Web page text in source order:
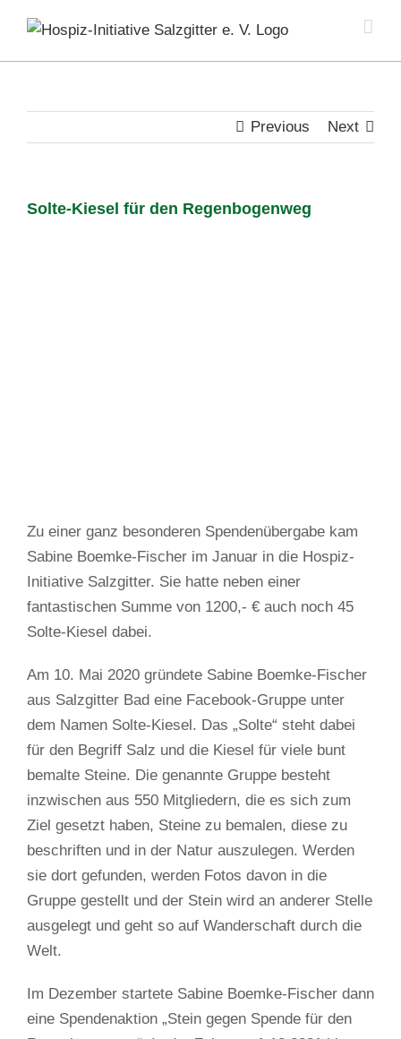
content
Previous Next
Solte-Kiesel für den Regenbogenweg
Zu einer ganz besonderen Spendenübergabe kam
Sabine Boemke-Fischer im Januar in die Hospiz-
Initiative Salzgitter. Sie hatte neben einer
fantastischen Summe von 1200,- € auch noch 45
Solte-Kiesel dabei.
Am 10. Mai 2020 gründete Sabine Boemke-Fischer
aus Salzgitter Bad eine Facebook-Gruppe unter
dem Namen Solte-Kiesel. Das „Solte“ steht dabei
für den Begriff Salz und die Kiesel für viele bunt
bemalte Steine. Die genannte Gruppe besteht
inzwischen aus 550 Mitgliedern, die es sich zum
Ziel gesetzt haben, Steine zu bemalen, diese zu
beschriften und in der Natur auszulegen. Werden
sie dort gefunden, werden Fotos davon in die
Gruppe gestellt und der Stein wird an anderer Stelle
ausgelegt und geht so auf Wanderschaft durch die
Welt.
Im Dezember startete Sabine Boemke-Fischer dann
eine Spendenaktion „Stein gegen Spende für den